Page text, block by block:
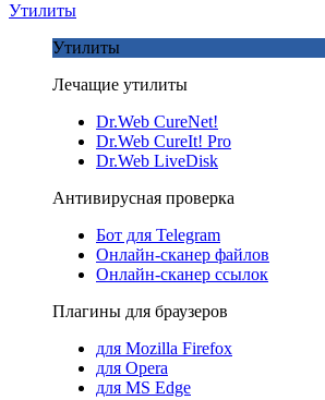
Утилиты
Утилиты
Лечащие утилиты
Dr.Web CureNet!
Dr.Web CureIt! Pro
Dr.Web LiveDisk
Антивирусная проверка
Бот для Telegram
Онлайн-сканер файлов
Онлайн-сканер ссылок
Плагины для браузеров
для Mozilla Firefox
для Opera
для MS Edge